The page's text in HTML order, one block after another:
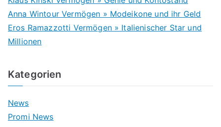
Anna Wintour Vermögen » Modeikone und ihr Geld
Eros Ramazzotti Vermögen » Italienischer Star und
Millionen
Kategorien
News
Promi News